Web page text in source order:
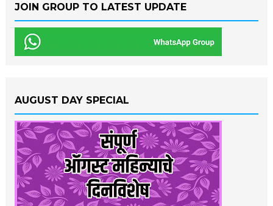
JOIN GROUP TO LATEST UPDATE
AUGUST DAY SPECIAL